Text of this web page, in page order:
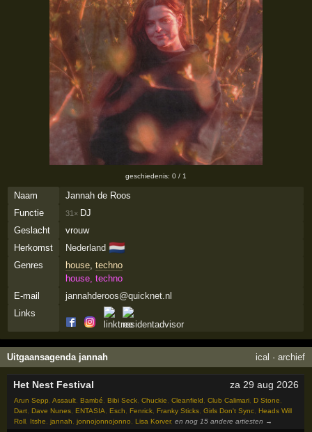
geschiedenis: 0 / 1
Naam
Jannah de Roos
Functie
31× DJ
Geslacht
vrouw
Herkomst
Nederland 🇳🇱
Genres house, techno
house, techno
E-mail
jannahderoos@quicknet.nl
Links
Uitgaansagenda jannah ical · archief
Het Nest Festival za 29 aug 2026
Arun Sepp ,Assault ,Bambé ,Bibi Seck ,Chuckie ,Cleanfield ,Club Calimari ,D Stone
Dart ,Dave Nunes ,ENTASIA ,Esch ,Fenrick ,Franky Sticks ,Girls Don't Sync ,Heads Will
Roll
Itshe ,jannah ,jonnojonnojonno ,Lisa Korver,en nog 15 andere artiesten →